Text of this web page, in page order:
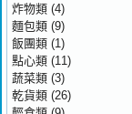
炸物類 (4)
麵包類 (9)
飯團類 (1)
點心類 (11)
蔬菜類 (3)
乾貨類 (26)